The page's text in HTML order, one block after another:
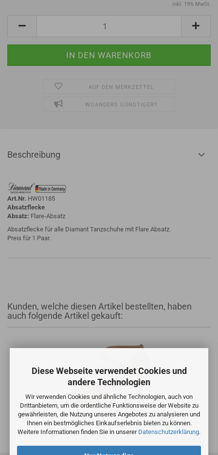
Diese Webseite verwendet Cookies und
andere Technologien
Wir verwenden Cookies und ähnliche Technologien, auch von
Drittanbietern, um die ordentliche Funktionsweise der Website zu
gewährleisten, die Nutzung unseres Angebotes zu analysieren und
Ihnen ein bestmögliches Einkaufserlebnis bieten zu können.
Weitere Informationen finden Sie in unserer Datenschutzerklärung.
inkl. 19% MwSt.
AUF DEN MERKZETTEL
WOANDERS GÜNSTIGER?
Beschreibung
Art.Nr. HW01185
Absatzflecke
Absatz: Flare-Absatz
Absatzflecke für alle Diamant Tanzschuhe mit Flare Absatz.
Preis für 1 Paar.
Kunden, welche diesen Artikel bestellten, haben
auch folgende Artikel gekauft:
Diamant Tanzschuhe-Modell 108-108-379